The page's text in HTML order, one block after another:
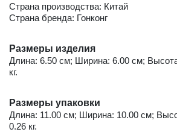
Страна производства: Китай
Страна бренда: Гонконг
Размеры изделия
Длина: 6.50 см; Ширина: 6.00 см;
кг.
Размеры упаковки
Длина: 11.00 см; Ширина: 10.00 см;
0.26 кг.